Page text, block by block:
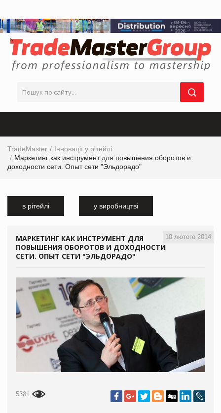
TradeMaster
Інновації у рітейлі
Маркетинг как инструмент для повышения оборотов и
доходности сети. Опыт сети "Эльдорадо"
в рітейлі у виробництві
10 лютого 2014
МАРКЕТИНГ КАК ИНСТРУМЕНТ ДЛЯ
ПОВЫШЕНИЯ ОБОРОТОВ И ДОХОДНОСТИ
СЕТИ. ОПЫТ СЕТИ "ЭЛЬДОРАДО"
5381